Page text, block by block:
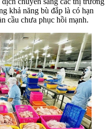
khả năng bù đắp là có hạn
cầu chưa phục hồi mạnh.